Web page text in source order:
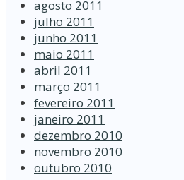
agosto 2011
julho 2011
junho 2011
maio 2011
abril 2011
março 2011
fevereiro 2011
janeiro 2011
dezembro 2010
novembro 2010
outubro 2010